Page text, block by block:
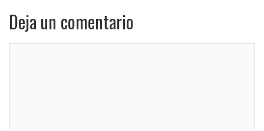
Deja un comentario